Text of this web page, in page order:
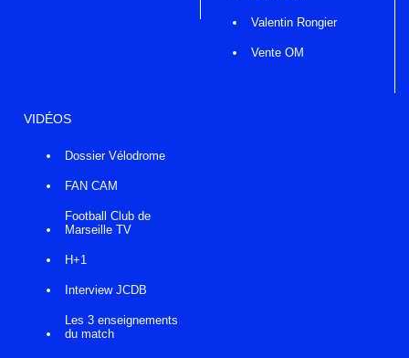
Valentin Rongier
Vente OM
VIDÉOS
Dossier Vélodrome
FAN CAM
Football Club de
Marseille TV
H+1
Interview JCDB
Les 3 enseignements
du match